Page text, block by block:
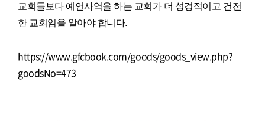
교회들보다 예언사역을 하는 교회가 더 성경적이고 건전
한 교회임을 알아야 합니다.
https://www.gfcbook.com/goods/goods_view.php?
goodsNo=473